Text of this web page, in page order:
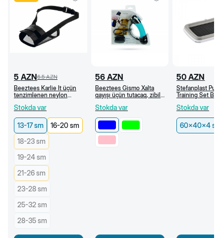
5 AZN6.5 AZN
Beeztees Karlie İt üçün
tənzimlənən neylon
Stokda var
13-17 sm
16-20 sm
18-23 sm
19-24 sm
21-26 sm
23-28 sm
25-32 sm
28-35 sm
56 AZN
Beeztees Gismo Xalta
qayışı üçün tutacaq, zibil
ilə (Göy)
Stokda var
50 AZN
Stefanplast
Training Set
60x40x4 sm
Stokda var
60x40x4 sm